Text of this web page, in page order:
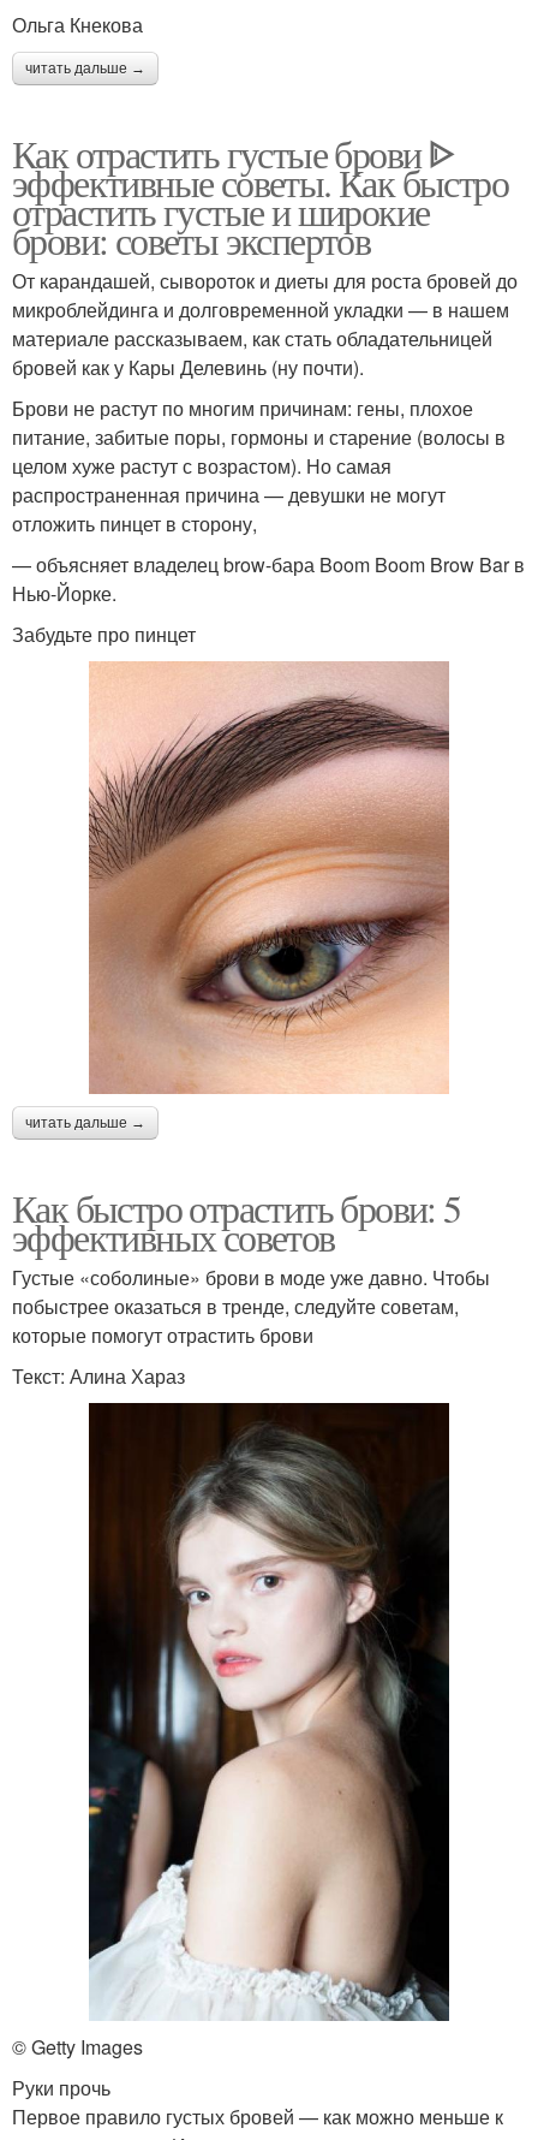
Ольга Кнекова
читать дальше →
Как отрастить густые брови ᐈ
эффективные советы. Как быстро
отрастить густые и широкие
брови: советы экспертов
От карандашей, сывороток и диеты для роста бровей до
микроблейдинга и долговременной укладки — в нашем
материале рассказываем, как стать обладательницей
бровей как у Кары Делевинь (ну почти).
Брови не растут по многим причинам: гены, плохое
питание, забитые поры, гормоны и старение (волосы в
целом хуже растут с возрастом). Но самая
распространенная причина — девушки не могут
отложить пинцет в сторону,
— объясняет владелец brow-бара Boom Boom Brow Bar в
Нью-Йорке.
Забудьте про пинцет
читать дальше →
Как быстро отрастить брови: 5
эффективных советов
Густые «соболиные» брови в моде уже давно. Чтобы
побыстрее оказаться в тренде, следуйте советам,
которые помогут отрастить брови
Текст: Алина Хараз
© Getty Images
Руки прочь
Первое правило густых бровей — как можно меньше к